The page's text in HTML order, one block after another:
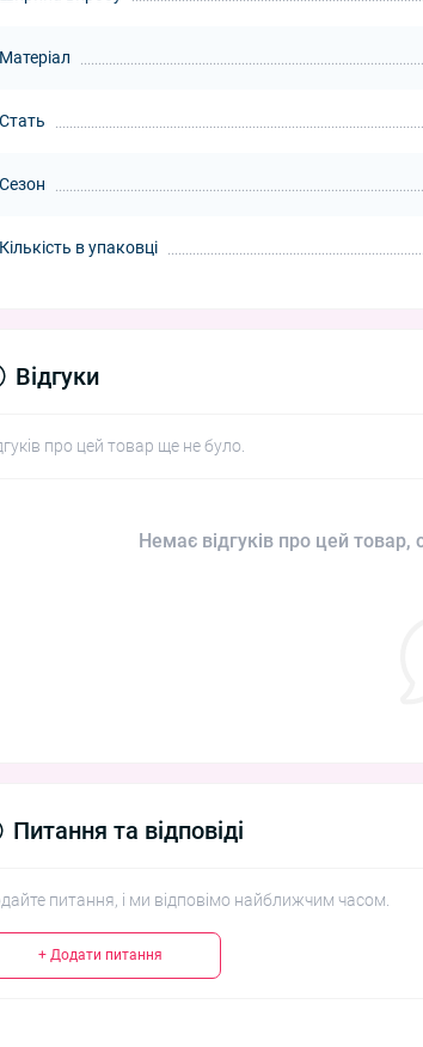
Матеріал
Стать
Сезон
Кількість в упаковці
Відгуки
про цей товар ще не було.
Немає відгуків про цей товар,
Питання та відповіді
питання, і ми відповімо найближчим часом.
+ Додати питання